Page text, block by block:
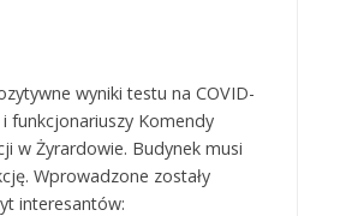
wyniki testu na COVID-
funkcjonariuszy Komendy
w Żyrardowie. Budynek musi
Wprowadzone zostały
interesantów: